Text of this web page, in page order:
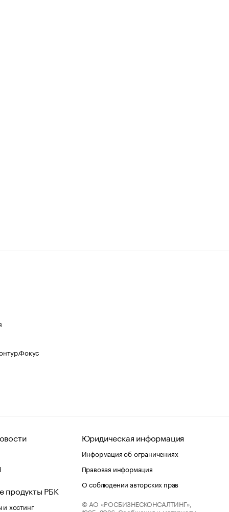
продукты РБК
хостинг
Юридическая информация
Информация об ограничениях
Правовая информация
О соблюдении авторских прав
© АО «РОСБИЗНЕСКОНСАЛТИНГ»,